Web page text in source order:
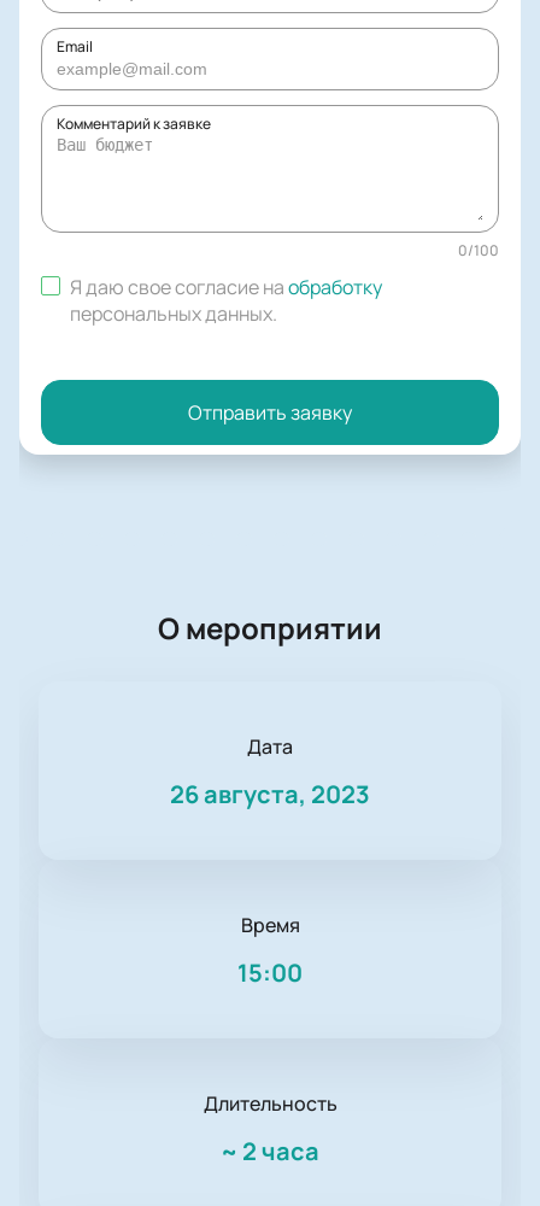
Email
Комментарий к заявке
0/100
Я даю свое согласие наобработку
персональных данных.
Отправить заявку
О мероприятии
Дата
26 августа, 2023
Время
15:00
Длительность
~ 2 часа